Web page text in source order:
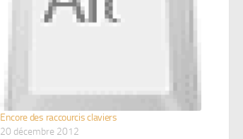
Encore des raccourcis claviers
20 décembre 2012